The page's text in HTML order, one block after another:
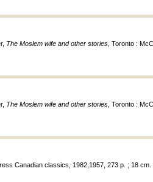
The Moslem wife and other stories , Toronto :
The Moslem wife and other stories , Toronto :
Canadian classics, 1982,1957, 273 p. ; 18 cm.